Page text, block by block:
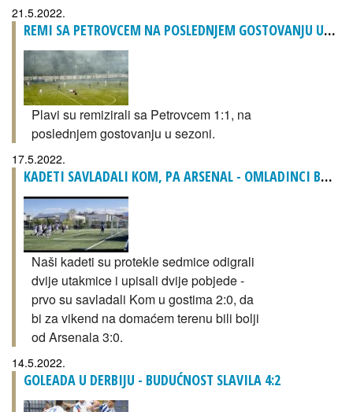
21.5.2022.
REMI SA PETROVCEM NA POSLEDNJEM GOSTOVANJU U SEZONI
Plavi su remizirali sa Petrovcem 1:1, na
poslednjem gostovanju u sezoni.
17.5.2022.
KADETI SAVLADALI KOM, PA ARSENAL - OMLADINCI BOLJI OD ISKRE
Naši kadeti su protekle sedmice odigrali
dvije utakmice i upisali dvije pobjede -
prvo su savladali Kom u gostima 2:0, da
bi za vikend na domaćem terenu bili bolji
od Arsenala 3:0.
14.5.2022.
GOLEADA U DERBIJU - BUDUĆNOST SLAVILA 4:2